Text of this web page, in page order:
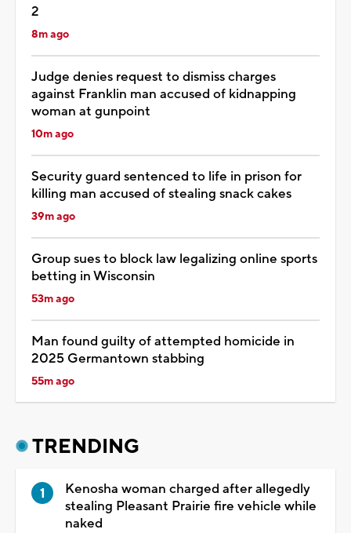
2
8m ago
Judge denies request to dismiss charges
against Franklin man accused of kidnapping
woman at gunpoint
10m ago
Security guard sentenced to life in prison for
killing man accused of stealing snack cakes
39m ago
Group sues to block law legalizing online sports
betting in Wisconsin
53m ago
Man found guilty of attempted homicide in
2025 Germantown stabbing
55m ago
TRENDING
Kenosha woman charged after allegedly
stealing Pleasant Prairie fire vehicle while
naked